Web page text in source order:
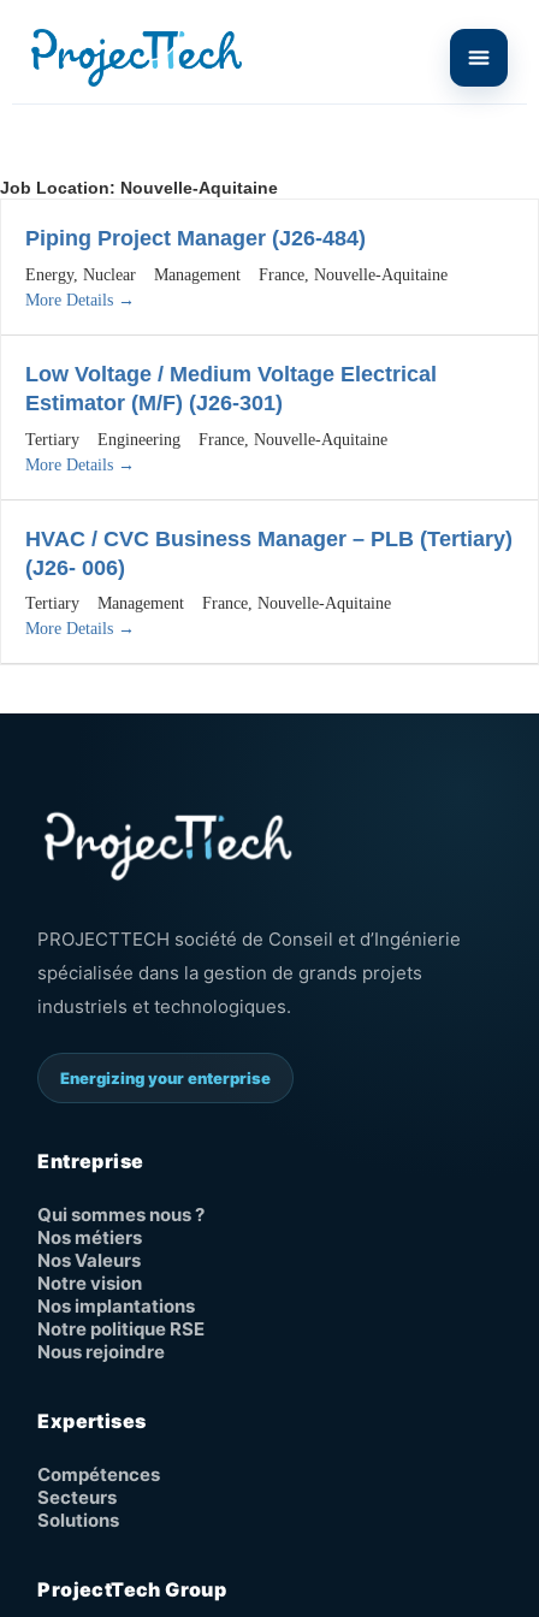
Job Location: Nouvelle-Aquitaine
Piping Project Manager (J26-484)
Energy Nuclear Management France Nouvelle-Aquitaine
More Details
Low Voltage / Medium Voltage Electrical
Estimator (M/F) (J26-301)
Tertiary Engineering France Nouvelle-Aquitaine
More Details
HVAC / CVC Business Manager – PLB (Tertiary)
(J26- 006)
Tertiary Management France Nouvelle-Aquitaine
More Details
PROJECTTECH société de Conseil et d’Ingénierie
spécialisée dans la gestion de grands projets
industriels et technologiques.
Energizing your enterprise
Entreprise
Qui sommes nous ?
Nos métiers
Nos Valeurs
Notre vision
Nos implantations
Notre politique RSE
Nous rejoindre
Expertises
Compétences
Secteurs
Solutions
ProjectTech Group